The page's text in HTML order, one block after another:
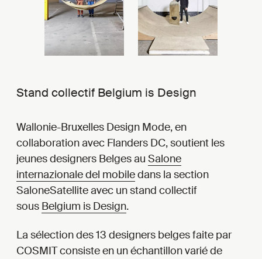
Stand collectif Belgium is Design
Wallonie-Bruxelles Design Mode, en
collaboration avec Flanders DC, soutient les
jeunes designers Belges au Salone
internazionale del mobiledans la section
SaloneSatellite avec un stand collectif
sous Belgium is Design.
La sélection des 13 designers belges faite par
COSMIT consiste en un échantillon varié de